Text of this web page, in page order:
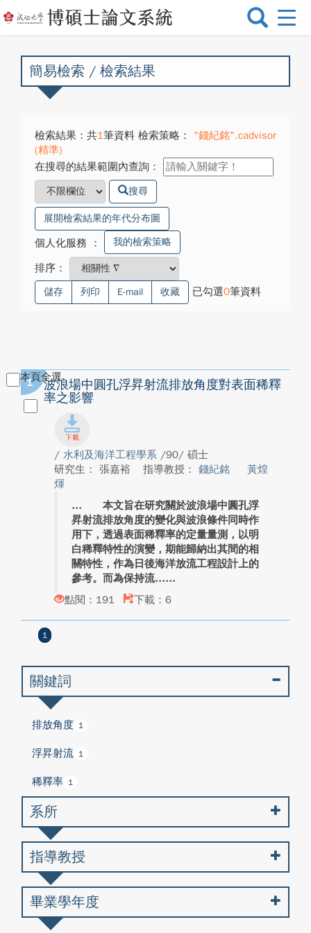
選
換
簡易檢索 / 檢索結果
檢索結果：共1筆資料 檢索策略：
"錢紀銘".cadvisor
(精準)
在搜尋的結果範圍內查詢：
搜尋
展開檢索結果的年代分布圖
個人化服務 ： 我的檢索策略
排序：
儲存 列印 E-mail 收藏 已勾選0筆資料
本頁全選
1
波浪場中圓孔浮昇射流排放角度對表面稀釋
率之影響
/ 水利及海洋工程學系 /90/ 碩士
研究生： 張嘉裕
指導教授： 錢紀銘
黃煌
煇
本文旨在研究關於波浪場中圓孔浮
昇射流排放角度的變化與波浪條件同時作
用下，透過表面稀釋率的定量量測，以明
白稀釋特性的演變，期能歸納出其間的相
關特性，作為日後海洋放流工程設計上的
參考。而為保持流...
點閱：191
下載：6
1
關鍵詞
排放角度 1
浮昇射流 1
稀釋率 1
系所
指導教授
畢業學年度